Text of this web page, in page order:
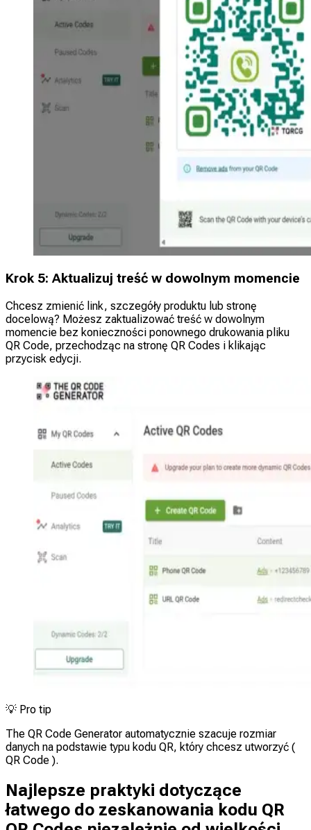
Krok 5: Aktualizuj treść w dowolnym momencie
Chcesz zmienić link, szczegóły produktu lub stronę
docelową? Możesz zaktualizować treść w dowolnym
momencie bez konieczności ponownego drukowania pliku
QR Code, przechodząc na stronę QR Codes i klikając
przycisk edycji.
💡 Pro tip
The QR Code Generator automatycznie szacuje rozmiar
danych na podstawie typu kodu QR, który chcesz utworzyć (
QR Code ).
Najlepsze praktyki dotyczące
łatwego do zeskanowania kodu QR